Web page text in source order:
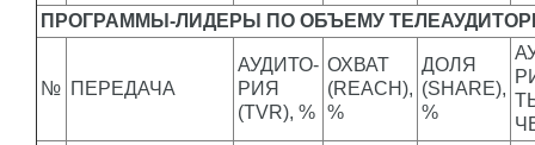
ПРОГРАММЫ-ЛИДЕРЫ ПО ОБЪЕМУ
№ ПЕРЕДАЧА
АУДИТО-
РИЯ
(TVR), %
ОХВАТ
(REACH),
%
ДОЛЯ
(SHARE),
%